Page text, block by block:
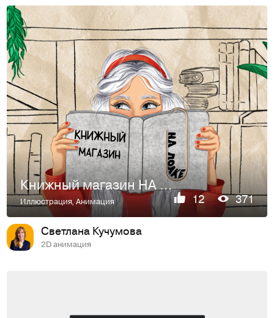
Книжный магазин НА ПОЛКЕ
Иллюстрация,Анимация 12 371
Светлана Кучумова
2D анимация